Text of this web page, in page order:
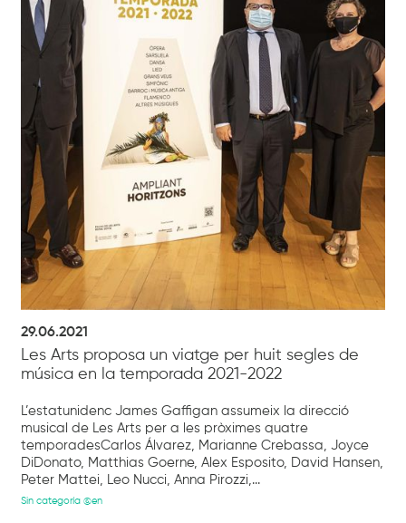
29.06.2021
Les Arts proposa un viatge per huit segles de
música en la temporada 2021-2022
L’estatunidenc James Gaffigan assumeix la direcció
musical de Les Arts per a les pròximes quatre
temporadesCarlos Álvarez, Marianne Crebassa, Joyce
DiDonato, Matthias Goerne, Alex Esposito, David Hansen,
Peter Mattei, Leo Nucci, Anna Pirozzi,...
Sin categoría @en